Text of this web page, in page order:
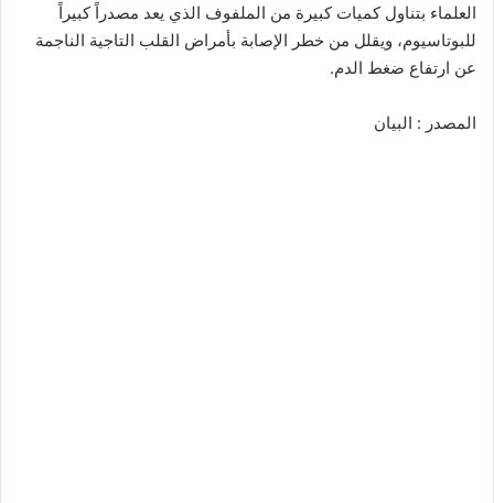
العلماء بتناول كميات كبيرة من الملفوف الذي يعد مصدراً كبيراً
للبوتاسيوم، ويقلل من خطر الإصابة بأمراض القلب التاجية الناجمة
عن ارتفاع ضغط الدم.
المصدر : البيان